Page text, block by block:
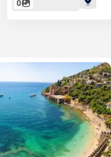
0